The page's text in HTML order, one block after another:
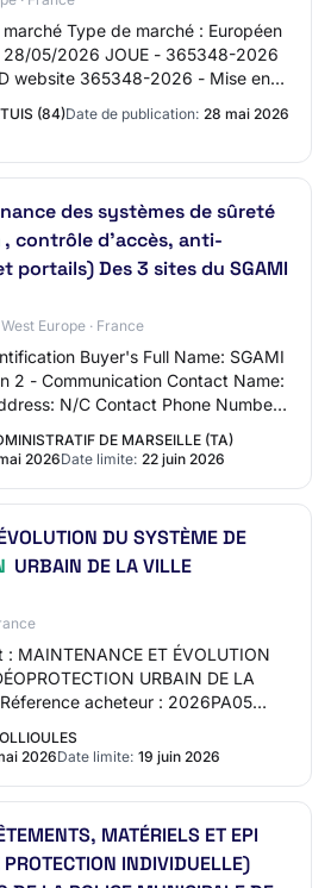
Type de marché : Européen
28/05/2026 JOUE - 365348-2026
website 365348-2026 - Mise en
2026 365348-2026 - Mi…
(84)Date de publication: 28 mai 2026
des systèmes de sûreté
, contrôle d’accès, anti-
portails) Des 3 sites du SGAMI
Europe · France
Buyer's Full Name: SGAMI
2 - Communication Contact Name:
N/C Contact Phone Number:
DE MARSEILLE (TA)
2026Date limite: 22 juin 2026
DU SYSTÈME DE
URBAIN DE LA VILLE
: MAINTENANCE ET ÉVOLUTION
URBAIN DE LA
acheteur : 2026PA05
2026Date limite: 19 juin 2026
MATÉRIELS ET EPI
INDIVIDUELLE)